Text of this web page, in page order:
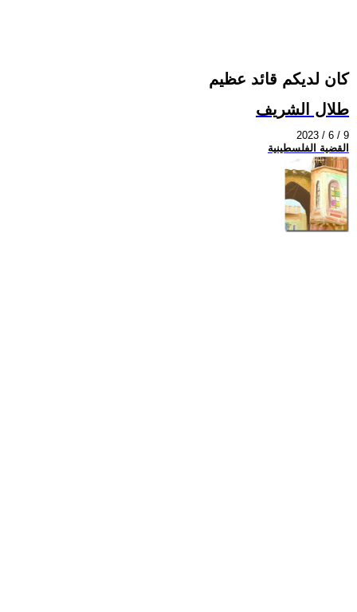
كان لديكم قائد عظيم
طلال الشريف
2023 / 6 / 9
القضية الفلسطينية